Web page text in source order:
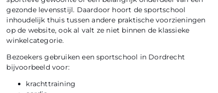
gezonde levensstijl. Daardoor hoort de sportschool
inhoudelijk thuis tussen andere praktische voorzieningen
op de website, ook al valt ze niet binnen de klassieke
winkelcategorie.
Bezoekers gebruiken een sportschool in Dordrecht
bijvoorbeeld voor:
krachttraining